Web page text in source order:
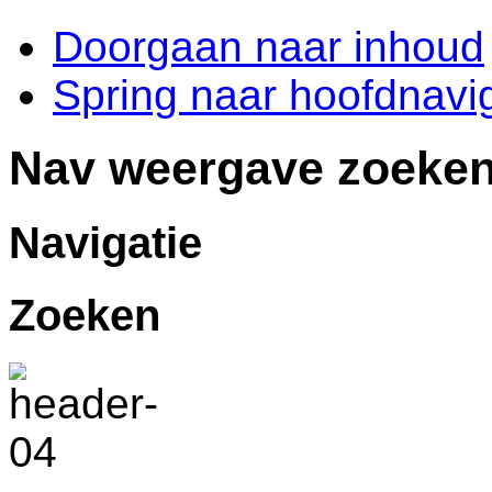
Doorgaan naar inhoud
Spring naar
Nav weergave
Navigatie
Zoeken